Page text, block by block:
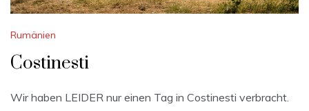
Rumänien
Costinesti
Wir haben LEIDER nur einen Tag in Costinesti verbracht.